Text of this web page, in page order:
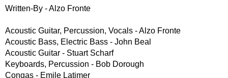
Written-By - Alzo Fronte
Acoustic Guitar, Percussion, Vocals - Alzo Fronte
Acoustic Bass, Electric Bass - John Beal
Acoustic Guitar - Stuart Scharf
Keyboards, Percussion - Bob Dorough
Congas - Emile Latimer